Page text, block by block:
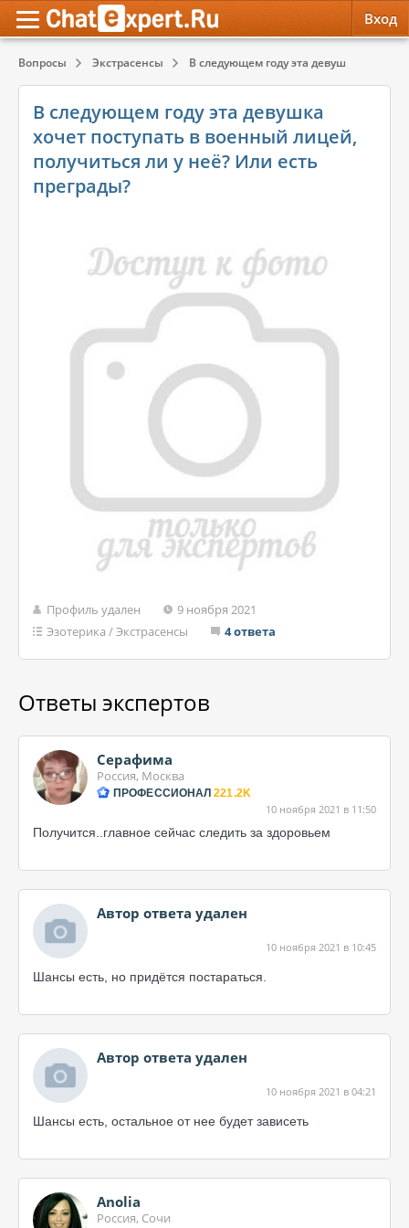
Вход
Вопросы Экстрасенсы В следующем году эта девушка хочет
В следующем году эта девушка
хочет поступать в военный лицей,
получиться ли у неё? Или есть
преграды?
Профиль удален
9 ноября 2021
Эзотерика /Экстрасенсы 4 ответа
Ответы экспертов
Серафима
Россия, Москва
ПРОФЕССИОНАЛ 221.2K
10 ноября 2021 в 11:50
Получится..главное сейчас следить за здоровьем
Автор ответа удален
10 ноября 2021 в 10:45
Шансы есть, но придётся постараться.
Автор ответа удален
10 ноября 2021 в 04:21
Шансы есть, остальное от нее будет зависеть
Anolia
Россия, Сочи
Психология
Эзотерика
Красота, Здоровье
Психология
Эзотерика
Красота, Здоровье
Обратная связь
Служба поддержки
Правила сервиса